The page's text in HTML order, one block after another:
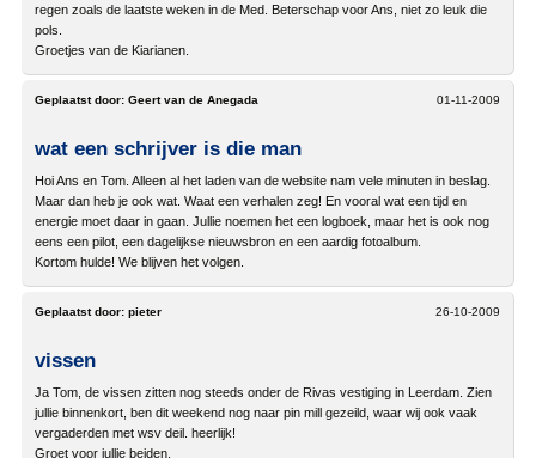
regen zoals de laatste weken in de Med. Beterschap voor Ans, niet zo leuk die
pols.
Groetjes van de Kiarianen.
01-11-2009
Geplaatst door: Geert van de Anegada
wat een schrijver is die man
Hoi Ans en Tom. Alleen al het laden van de website nam vele minuten in beslag.
Maar dan heb je ook wat. Waat een verhalen zeg! En vooral wat een tijd en
energie moet daar in gaan. Jullie noemen het een logboek, maar het is ook nog
eens een pilot, een dagelijkse nieuwsbron en een aardig fotoalbum.
Kortom hulde! We blijven het volgen.
26-10-2009
Geplaatst door: pieter
vissen
Ja Tom, de vissen zitten nog steeds onder de Rivas vestiging in Leerdam. Zien
jullie binnenkort, ben dit weekend nog naar pin mill gezeild, waar wij ook vaak
vergaderden met wsv deil. heerlijk!
Groet voor jullie beiden.